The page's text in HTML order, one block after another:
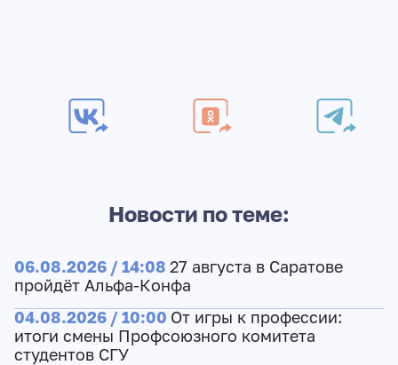
Новости по теме:
06.08.2026 / 14:08 27 августа в Саратове
пройдёт Альфа-Конфа
04.08.2026 / 10:00 От игры к профессии:
итоги смены Профсоюзного комитета
студентов СГУ